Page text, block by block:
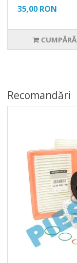
35,00 RON
CUMPĂRĂ
Recomandări